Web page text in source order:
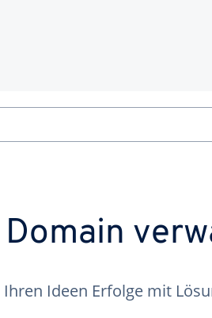
Ihren Ideen Erfolge mit